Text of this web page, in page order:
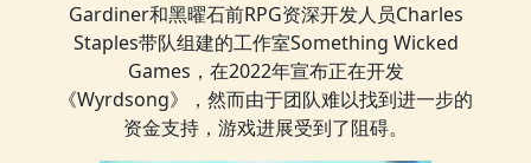
Gardiner和黑曜石前RPG资深开发人员Charles
Staples带队组建的工作室Something Wicked
Games，在2022年宣布正在开发
《Wyrdsong》，然而由于团队难以找到进一步的
资金支持，游戏进展受到了阻碍。